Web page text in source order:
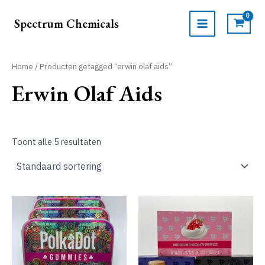
naarSpectrum Chemicals
MAIN
Home / Producten getagged “erwin olaf aids”
Erwin Olaf Aids
Toont alle 5 resultaten